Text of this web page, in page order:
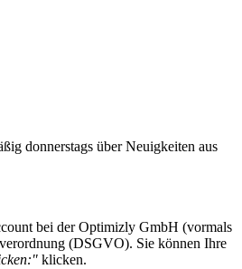
donnerstags über Neuigkeiten aus
bei der Optimizly GmbH (vormals
(DSGVO). Sie können Ihre
klicken.